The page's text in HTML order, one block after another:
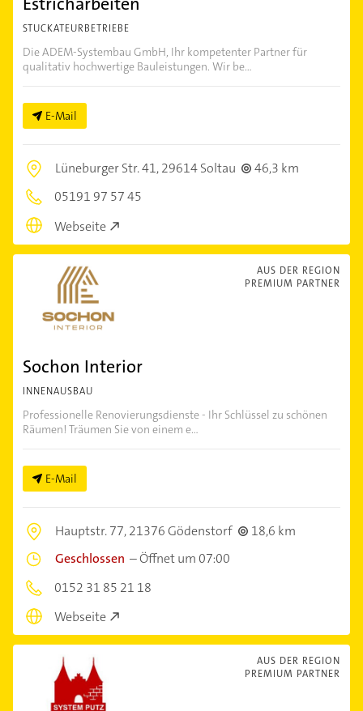
STUCKATEURBETRIEBE
Die ADEM-Systembau GmbH, Ihr kompetenter Partner für
qualitativ hochwertige Bauleistungen. Wir be...
E-Mail
Lüneburger Str. 41,29614 Soltau
46,3 km
05191 97 57 45
Webseite
AUS DER REGION
PREMIUM PARTNER
Sochon Interior
INNENAUSBAU
Professionelle Renovierungsdienste - Ihr Schlüssel zu schönen
Räumen! Träumen Sie von einem e...
E-Mail
Hauptstr. 77,21376 Gödenstorf
18,6 km
Geschlossen –Öffnet um 07:00
0152 31 85 21 18
Webseite
AUS DER REGION
PREMIUM PARTNER